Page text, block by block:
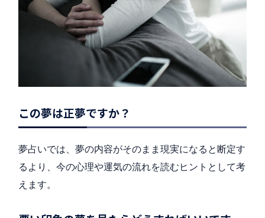
この夢は正夢ですか？
夢占いでは、夢の内容がそのまま現実になると断定す
るより、今の心理や運気の流れを読むヒントとして考
えます。